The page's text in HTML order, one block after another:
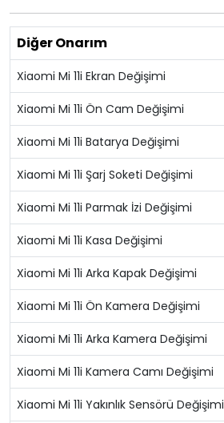
Diğer Onarım
Xiaomi Mi 11i Ekran Değişimi
Xiaomi Mi 11i Ön Cam Değişimi
Xiaomi Mi 11i Batarya Değişimi
Xiaomi Mi 11i Şarj Soketi Değişimi
Xiaomi Mi 11i Parmak İzi Değişimi
Xiaomi Mi 11i Kasa Değişimi
Xiaomi Mi 11i Arka Kapak Değişimi
Xiaomi Mi 11i Ön Kamera Değişimi
Xiaomi Mi 11i Arka Kamera Değişimi
Xiaomi Mi 11i Kamera Camı Değişimi
Xiaomi Mi 11i Yakınlık Sensörü Değişimi